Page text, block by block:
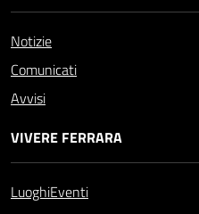
Notizie
Comunicati
Avvisi
VIVERE FERRARA
LuoghiEventi